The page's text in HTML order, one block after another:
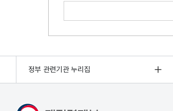
정부 관련기관 누리집